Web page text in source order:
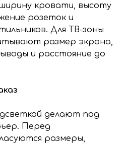
кровати, высоту
розеток и
Для ТВ-зоны
размер экрана,
и расстояние до
делают под
Перед
размеры,